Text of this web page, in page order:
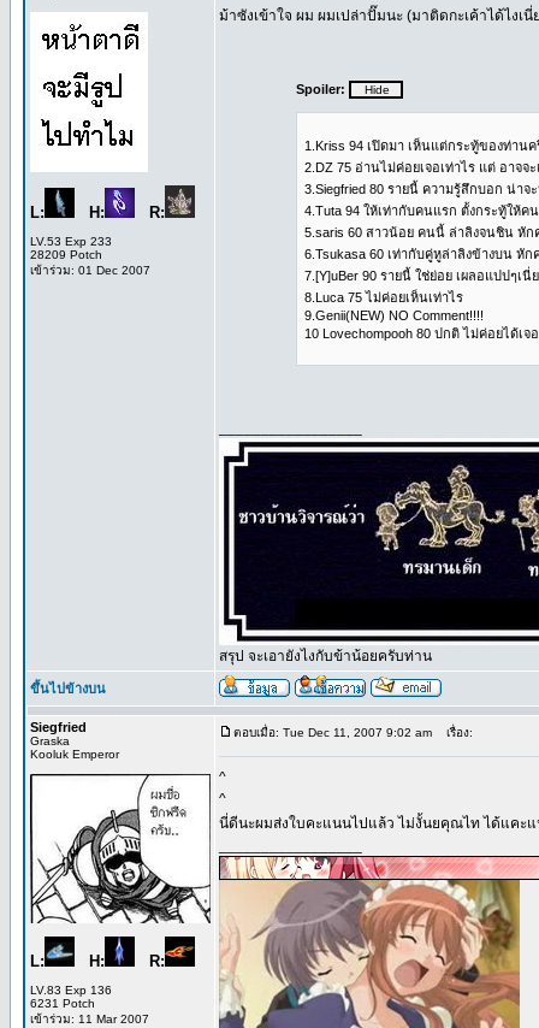
L: H: R:
LV.53 Exp 233
28209 Potch
เข้าร่วม: 01 Dec 2007
ม้าซังเข้าใจ ผม ผมเปล่าปั๊มนะ (มาติดกะเค้าได้ไงเนี่
Spoiler:
1.Kriss 94 เปิดมา เห็นแต่กระทู้ของท่าน
2.DZ 75 อ่านไม่ค่อยเจอเท่าไร แต่ อาจจ
3.Siegfried 80 รายนี้ ความรู้สึกบอก น่าจ
4.Tuta 94 ให้เท่ากับคนแรก ตั้งกระทู้ให้
5.saris 60 สาวน้อย คนนี้ ล่าลิงจนชิน หั
6.Tsukasa 60 เท่ากับคู่หูล่าลิงข้างบน หั
7.[Y]uBer 90 รายนี้ ใช่ย่อย เผลอแปปๆเ
8.Luca 75 ไม่ค่อยเห็นเท่าไร
9.Genii(NEW) NO Comment!!!!
10 Lovechompooh 80 ปกติ ไม่ค่อยได้เ
สรุป จะเอายังไงกับข้าน้อยครับท่าน
ขึ้นไปข้างบน
Siegfried
Graska
Kooluk Emperor
L: H: R:
LV.83 Exp 136
6231 Potch
เข้าร่วม: 11 Mar 2007
ตอบเมื่อ: Tue Dec 11, 2007 9:02 am เรื่อง:
^
^
นี่ดีนะผมส่งใบคะแนนไปแล้ว ไม่งั้นยคุณไท ได้แคะ